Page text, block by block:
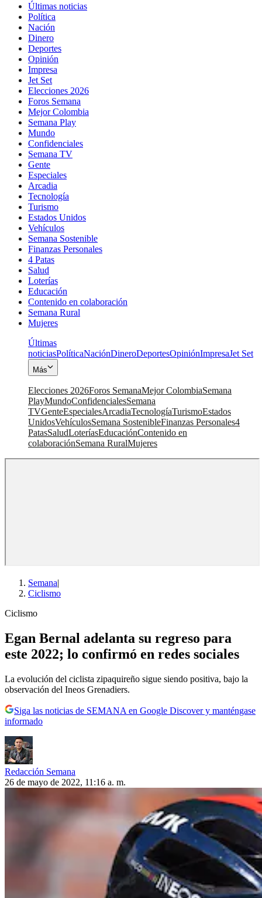
Últimas noticias
Política
Nación
Dinero
Deportes
Opinión
Impresa
Jet Set
Elecciones 2026
Foros Semana
Mejor Colombia
Semana Play
Mundo
Confidenciales
Semana TV
Gente
Especiales
Arcadia
Tecnología
Turismo
Estados Unidos
Vehículos
Semana Sostenible
Finanzas Personales
4 Patas
Salud
Loterías
Educación
Contenido en colaboración
Semana Rural
Mujeres
Últimas
noticiasPolíticaNaciónDineroDeportesOpiniónImpresaJet Set
Más
Elecciones 2026Foros SemanaMejor ColombiaSemana
PlayMundoConfidencialesSemana
TVGenteEspecialesArcadiaTecnologíaTurismoEstados
UnidosVehículosSemana SostenibleFinanzas Personales4
PatasSaludLoteríasEducaciónContenido en
colaboraciónSemana RuralMujeres
Semana|
Ciclismo
Ciclismo
Egan Bernal adelanta su regreso para
este 2022; lo confirmó en redes sociales
La evolución del ciclista zipaquireño sigue siendo positiva, bajo la
observación del Ineos Grenadiers.
Siga las noticias de SEMANA en Google Discover y manténgase
informado
Redacción Semana
26 de mayo de 2022, 11:16 a. m.